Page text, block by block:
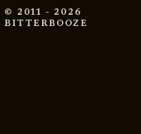
© 2011 - 2026
BITTERBOOZE